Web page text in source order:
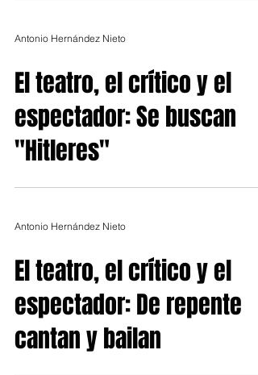
Antonio Hernández Nieto
El teatro, el crítico y el
espectador: Se buscan
"Hitleres"
Antonio Hernández Nieto
El teatro, el crítico y el
espectador: De repente
cantan y bailan